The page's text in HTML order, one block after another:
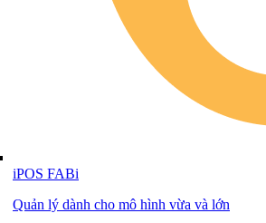
iPOS FABi
Quản lý dành cho mô hình vừa và lớn